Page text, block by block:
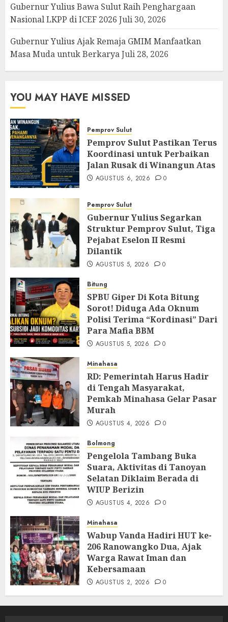
Gubernur Yulius Bawa Sulut Raih Penghargaan
Nasional LKPP di ICEF 2026 Juli 30, 2026
Gubernur Yulius Ajak Remaja GMIM Manfaatkan
Masa Muda untuk BerkaryaJuli 28, 2026
YOU MAY HAVE MISSED
Pemprov Sulut
Pemprov Sulut Pastikan Terus
Koordinasi untuk Perbaikan
Jalan Rusak di Winangun Atas
AGUSTUS 6, 2026 0
Pemprov Sulut
Gubernur Yulius Segarkan
Struktur Pemprov Sulut, Tiga
Pejabat Eselon II Resmi
Dilantik
AGUSTUS 5, 2026 0
Bitung
SPBU Giper Di Kota Bitung
Sorot! Diduga Ada Oknum
Polisi Terima “Kordinasi” Dari
Para Mafia BBM
AGUSTUS 5, 2026 0
Minahasa
RD: Pemerintah Harus Hadir
di Tengah Masyarakat,
Pemkab Minahasa Gelar Pasar
Murah
AGUSTUS 4, 2026 0
Bolmong
Pengelola Tambang Buka
Suara, Aktivitas di Tanoyan
Selatan Diklaim Berada di
WIUP Berizin
AGUSTUS 4, 2026 0
Minahasa
Wabup Vanda Hadiri HUT ke-
206 Ranowangko Dua, Ajak
Warga Rawat Iman dan
Kebersamaan
AGUSTUS 2, 2026 0